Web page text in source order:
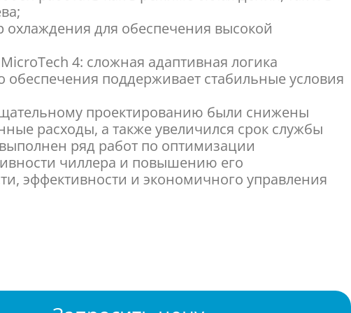
охлаждения для обеспечения высокой
4: сложная адаптивная логика
обеспечения поддерживает стабильные условия
проектированию были снижены
расходы, а также увеличился срок службы
ряд работ по оптимизации
чиллера и повышению его
эффективности и экономичного управления
которого скорость вращения вентилятора